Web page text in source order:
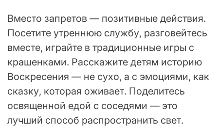
Вместо запретов — позитивные действия.
Посетите утреннюю службу, разговейтесь
вместе, играйте в традиционные игры с
крашенками. Расскажите детям историю
Воскресения — не сухо, а с эмоциями, как
сказку, которая оживает. Поделитесь
освященной едой с соседями — это
лучший способ распространить свет.